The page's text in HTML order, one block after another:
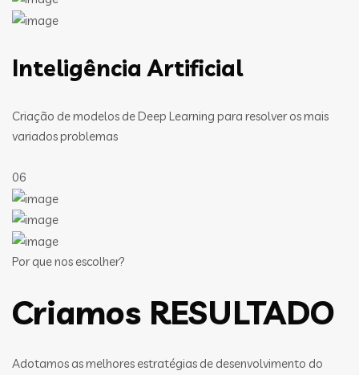
Inteligência Artificial
Criação de modelos de Deep Learning para resolver os mais
variados problemas
06
Por que nos escolher?
Criamos RESULTADO
Adotamos as melhores estratégias de desenvolvimento do